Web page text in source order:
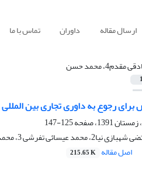
ارسال مقاله داوران تماس با ما
مقدم4، محمد حسن
1
رجوع به داوری تجاری بین المللی
125-147
اصل مقاله 215.65 K